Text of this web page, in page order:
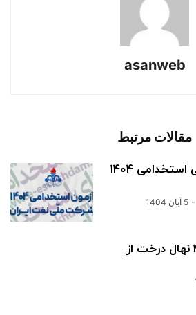
asanweb
مقالات مرتبط
جدیدترین خبر از آگهی استخدامی ۱۴۰۴
- 5 آبان 1404
کاشت یک هزار و ۴۰۰ نهال درخت از